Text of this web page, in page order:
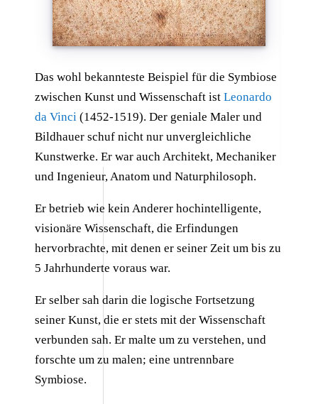
Das wohl bekannteste Beispiel für die Symbiose
zwischen Kunst und Wissenschaft ist Leonardo
da Vinci (1452-1519). Der geniale Maler und
Bildhauer schuf nicht nur unvergleichliche
Kunstwerke. Er war auch Architekt, Mechaniker
und Ingenieur, Anatom und Naturphilosoph.
Er betrieb wie kein Anderer hochintelligente,
visionäre Wissenschaft, die Erfindungen
hervorbrachte, mit denen er seiner Zeit um bis zu
5 Jahrhunderte voraus war.
Er selber sah darin die logische Fortsetzung
seiner Kunst, die er stets mit der Wissenschaft
verbunden sah. Er malte um zu verstehen, und
forschte um zu malen; eine untrennbare
Symbiose.